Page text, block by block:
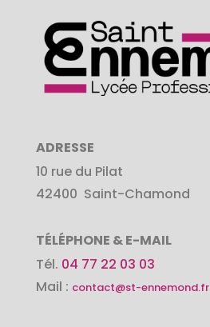
ADRESSE
10 rue du Pilat
42400 Saint-Chamond
TÉLÉPHONE & E-MAIL
Tél. 04 77 22 03 03
Mail : contact@st-ennemond.fr